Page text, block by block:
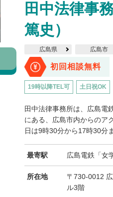
田中法律事
篤史）
広島県 広島市
初回相談無料
19時以降TEL可 土日祝OK
田中法律事務所は、広島電
にある、広島市内からのア
日は9時30分から17時30分
最寄駅 広島電鉄「女
所在地
〒730-0012
ル3階